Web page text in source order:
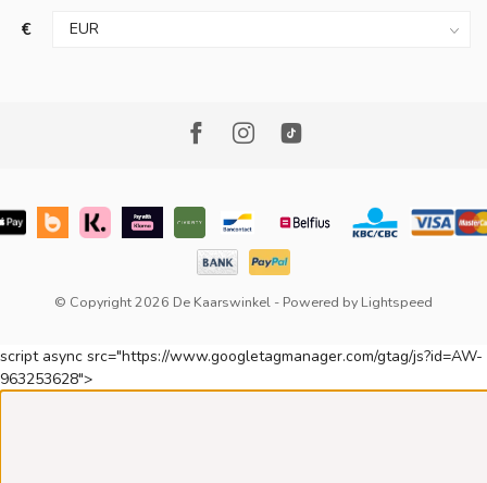
€
© Copyright 2026 De Kaarswinkel - Powered by Lightspeed
script async src="https://www.googletagmanager.com/gtag/js?id=AW-
963253628">